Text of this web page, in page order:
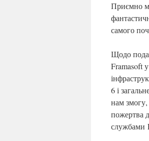
Приємно
самого
Щодо
Framasoft
6 і
нам
пожертва
службами